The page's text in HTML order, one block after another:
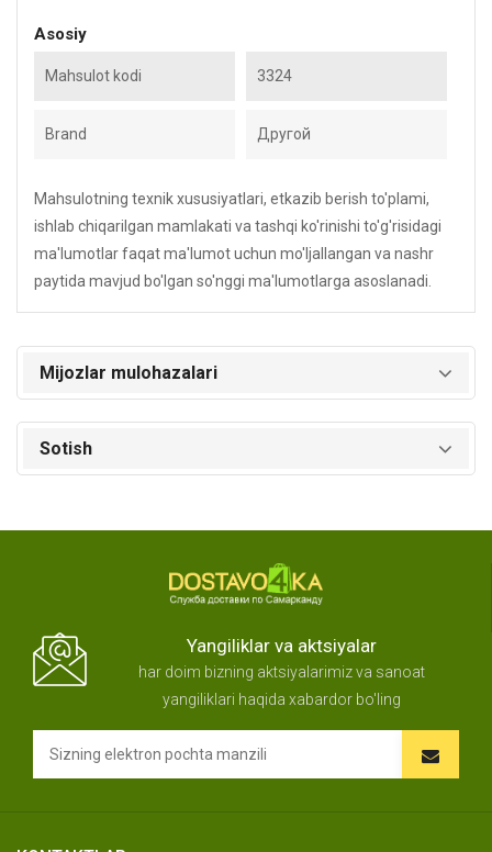
Asosiy
Mahsulot kodi 3324
Brand Другой
Mahsulotning texnik xususiyatlari, etkazib berish to'plami,
ishlab chiqarilgan mamlakati va tashqi ko'rinishi to'g'risidagi
ma'lumotlar faqat ma'lumot uchun mo'ljallangan va nashr
paytida mavjud bo'lgan so'nggi ma'lumotlarga asoslanadi.
Mijozlar mulohazalari
Sotish
Yangiliklar va aktsiyalar
har doim bizning aktsiyalarimiz va sanoat
yangiliklari haqida xabardor bo'ling